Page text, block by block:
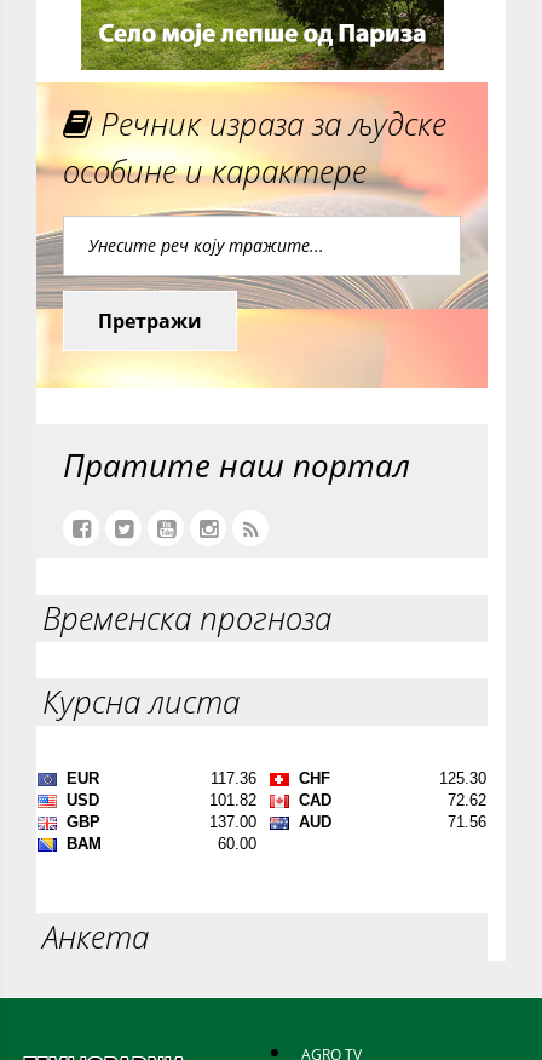
Речник израза за људске
особине и карактере
Претражи
Пратите наш портал
Временска прогноза
Курсна листа
Анкета
AGRO TV